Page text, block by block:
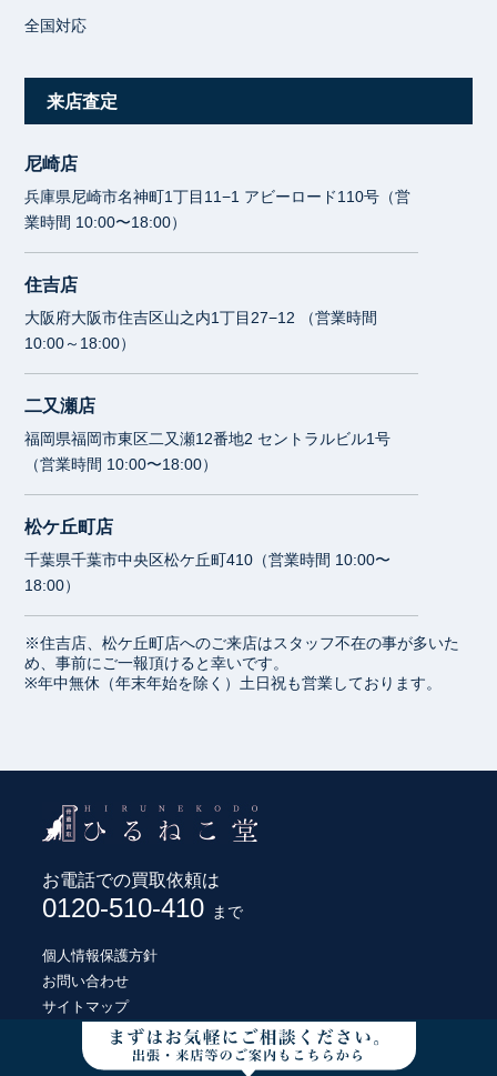
全国対応
来店査定
尼崎店
兵庫県尼崎市名神町1丁目11−1 アビーロード110号（営
業時間 10:00〜18:00）
住吉店
大阪府大阪市住吉区山之内1丁目27−12 （営業時間
10:00～18:00）
二又瀬店
福岡県福岡市東区二又瀬12番地2 セントラルビル1号
（営業時間 10:00〜18:00）
松ケ丘町店
千葉県千葉市中央区松ケ丘町410（営業時間 10:00〜
18:00）
※住吉店、松ケ丘町店へのご来店はスタッフ不在の事が多いた
め、事前にご一報頂けると幸いです。
※年中無休（年末年始を除く）土日祝も営業しております。
お電話での買取依頼は
0120-510-410 まで
個人情報保護方針
お問い合わせ
サイトマップ
© HIRUNEKODO CO., LTD.